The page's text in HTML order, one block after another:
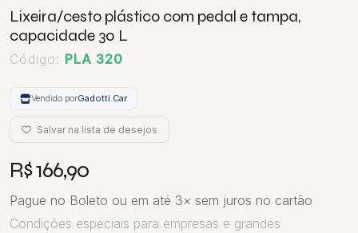
Lixeira/cesto plástico com pedal e tampa,
capacidade 30 L
Código: PLA 320
Vendido porGadotti Car
Salvar na lista de desejos
R$ 166,90
Pague no Boleto ou em até 3× sem juros no cartão
Condições especiais para empresas e grandes